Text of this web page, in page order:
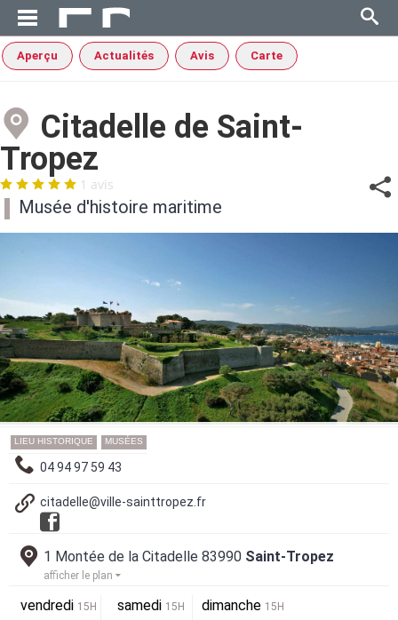
Aperçu Actualités Avis Carte
Citadelle de Saint-
Tropez
1 avis
Musée d'histoire maritime
LIEU HISTORIQUE MUSÉES
04 94 97 59 43
citadelle@ville-sainttropez.fr
1 Montée de la Citadelle 83990 Saint-Tropez
afficher le plan
vendredi 15H samedi 15H dimanche 15H